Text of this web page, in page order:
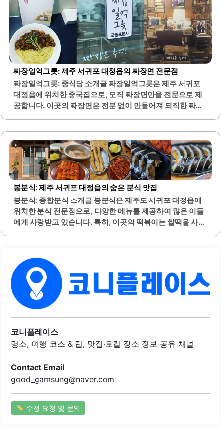
는 주방시설과 세탁시설이 마련되어 있어 장기 투숙객에게도
편리함을 제공합니다. 조식은 간단한 한식으로 제공되며, 저
렴한 가격으로 이용할 수 있습니다. 호텔 근처에는 산방산 탄
산온천이 있어 온천욕을 즐기기에 매우 적합합니다.이곳은
가족 단위 여행객이나 조용한 휴식을 원하는 분들에게 적합
한 숙소입니다. 주차 공간이 넓어 차량 이용 시에도 편리합니
다. 직원들은 친절하게 고객을 맞이하며, 주변 관광지에 대한
정보도 제공하여 여행에 도움을 줍니다.산방산호텔은..
짜장일억그릇: 제주 서귀포 대정읍의 짜장면 전문점
짜장일억그릇: 중식당 소개글 짜장일억그릇은 제주 서귀포
대정읍에 위치한 중국집으로, 오직 짜장면만을 전문으로 제
공합니다. 이곳의 짜장면은 전분 없이 만들어져 되직한 짜장
경험을 제공합니다.사장님은 친절하고 세심한 서비스로 손
님을 맞이하며, 음식의 질에 대한 높은 자부심을 가지고 있습
니다. 짜장면은 명랑짜장과 행복짜장으로 나뉘며, 가격도 합
리적입니다. 특히, 짜장면의 면발은 쫄깃하고 식감이 뛰어나
며, 기름기가 적어 부담 없이 즐길 수 있습니다.무료로 제공되
는 밥은 윤기 나는 찰진 밥으로, 짜장과 함께 비벼 먹기 좋습
니다. 이곳은 가족 단위 방문객에게도 적합하며, 아이들을 위
한 배려가 돋보입니다. 짜장면의 양이 적지 않아 만족스러운
식사를 제공합니다.또한, 사장님의 음식 철학이 담긴 짜장면
은..
봉분식: 제주 서귀포 대정읍의 숨은 분식 맛집
봉분식: 종합분식 소개글 봉분식은 제주도 서귀포 대정읍에
위치한 분식 전문점으로, 다양한 메뉴를 제공하여 많은 이들
에게 사랑받고 있습니다. 특히, 이곳의 떡볶이는 쌀떡을 사용
속이 알차고, 다양한 재료가 조화롭게 어우러져 있어 만족스
러운 한 끼를 제공합니다. 오징어 튀김은 두툼하고 큼직하여
씹는 맛이 좋으며, 튀김옷이 과하지 않아 부담 없이 즐길 수
있습니다. 봉분식은 소규모 매장이지만, 아늑한 분위기에서
편안하게 식사를 할 수 있는 환경을 제공합니다.주차는 인근
공영주차장을 이용할 수 있어 편리합니다. 이곳은 지역 주민
들 사이에서 로컬 맛집으로 알려져 있으며, 많은 사람들이 자
주 찾는 곳입니다...
코니플레이스
명소, 여행 코스 & 팁, 맛집·로컬 장소 정보 공유 채널
Contact Email
good_gamsung@naver.com
수정 요청 및 문의